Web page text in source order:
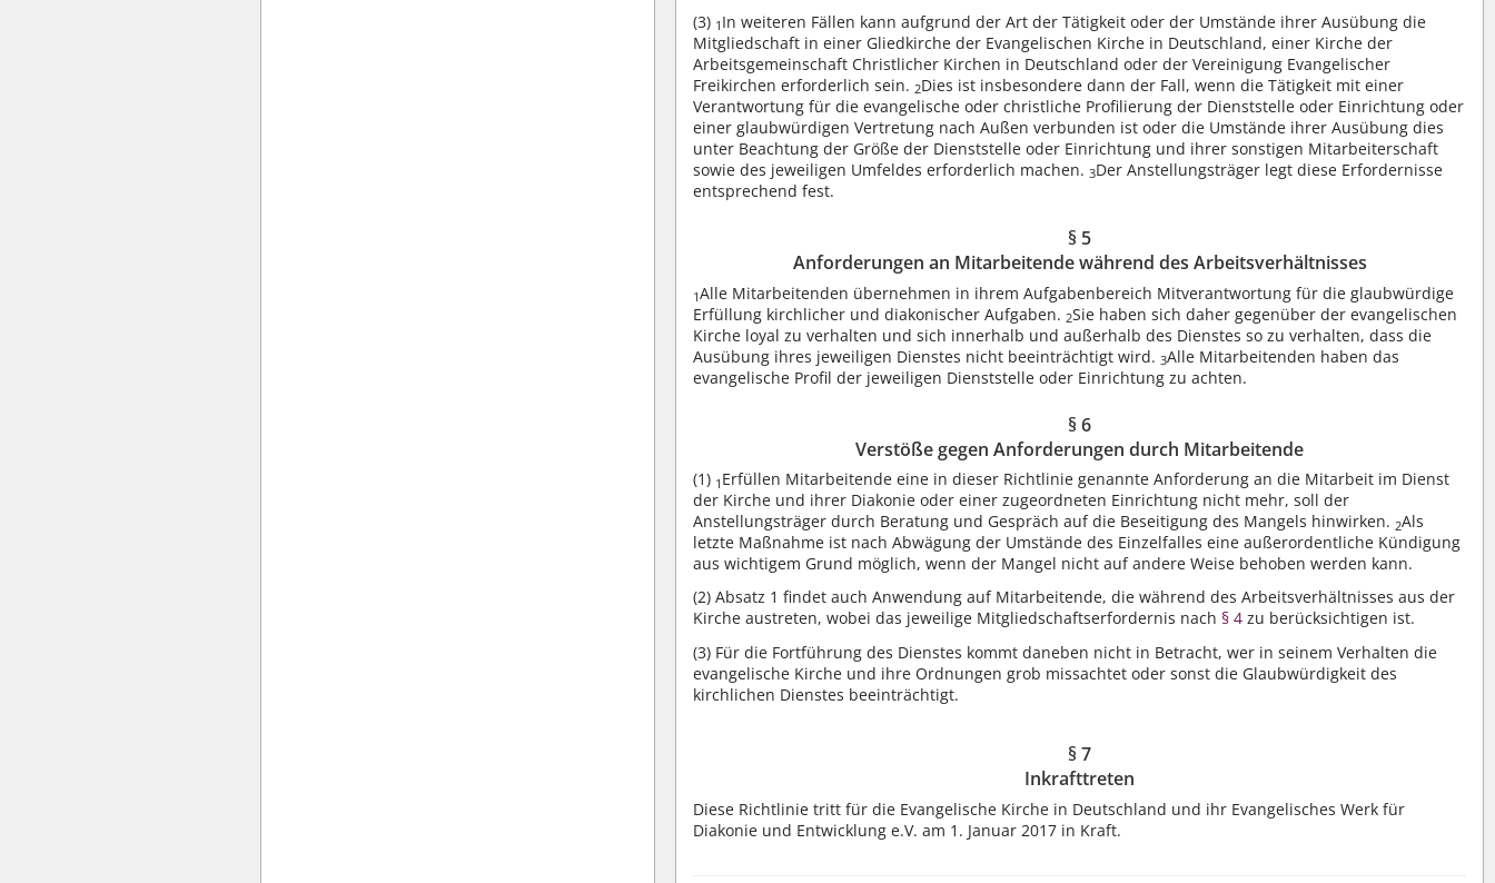
(3) 1 In weiteren Fällen kann aufgrund der Art der Tätigkeit oder der Umstände ihrer Ausübung die
Mitgliedschaft in einer Gliedkirche der Evangelischen Kirche in Deutschland, einer Kirche der
Arbeitsgemeinschaft Christlicher Kirchen in Deutschland oder der Vereinigung Evangelischer
Freikirchen erforderlich sein. 2Dies ist insbesondere dann der Fall, wenn die Tätigkeit mit einer
Verantwortung für die evangelische oder christliche Profilierung der Dienststelle oder Einrichtung oder
einer glaubwürdigen Vertretung nach Außen verbunden ist oder die Umstände ihrer Ausübung dies
unter Beachtung der Größe der Dienststelle oder Einrichtung und ihrer sonstigen Mitarbeiterschaft
sowie des jeweiligen Umfeldes erforderlich machen.3Der Anstellungsträger legt diese Erfordernisse
entsprechend fest.
§ 5
Anforderungen an Mitarbeitende während des Arbeitsverhältnisses
1Alle Mitarbeitenden übernehmen in ihrem Aufgabenbereich Mitverantwortung für die glaubwürdige
Erfüllung kirchlicher und diakonischer Aufgaben. 2Sie haben sich daher gegenüber der evangelischen
Kirche loyal zu verhalten und sich innerhalb und außerhalb des Dienstes so zu verhalten, dass die
Ausübung ihres jeweiligen Dienstes nicht beeinträchtigt wird.3Alle Mitarbeitenden haben das
evangelische Profil der jeweiligen Dienststelle oder Einrichtung zu achten.
§ 6
Verstöße gegen Anforderungen durch Mitarbeitende
(1) 1 Erfüllen Mitarbeitende eine in dieser Richtlinie genannte Anforderung an die Mitarbeit im Dienst
der Kirche und ihrer Diakonie oder einer zugeordneten Einrichtung nicht mehr, soll der
Anstellungsträger durch Beratung und Gespräch auf die Beseitigung des Mangels hinwirken. 2Als
letzte Maßnahme ist nach Abwägung der Umstände des Einzelfalles eine außerordentliche Kündigung
aus wichtigem Grund möglich, wenn der Mangel nicht auf andere Weise behoben werden kann.
(2) Absatz 1 findet auch Anwendung auf Mitarbeitende, die während des Arbeitsverhältnisses aus der
Kirche austreten, wobei das jeweilige Mitgliedschaftserfordernis nach § 4 zu berücksichtigen ist.
(3) Für die Fortführung des Dienstes kommt daneben nicht in Betracht, wer in seinem Verhalten die
evangelische Kirche und ihre Ordnungen grob missachtet oder sonst die Glaubwürdigkeit des
kirchlichen Dienstes beeinträchtigt.
§ 7
Inkrafttreten
Diese Richtlinie tritt für die Evangelische Kirche in Deutschland und ihr Evangelisches Werk für
Diakonie und Entwicklung e.V. am 1. Januar 2017 in Kraft.